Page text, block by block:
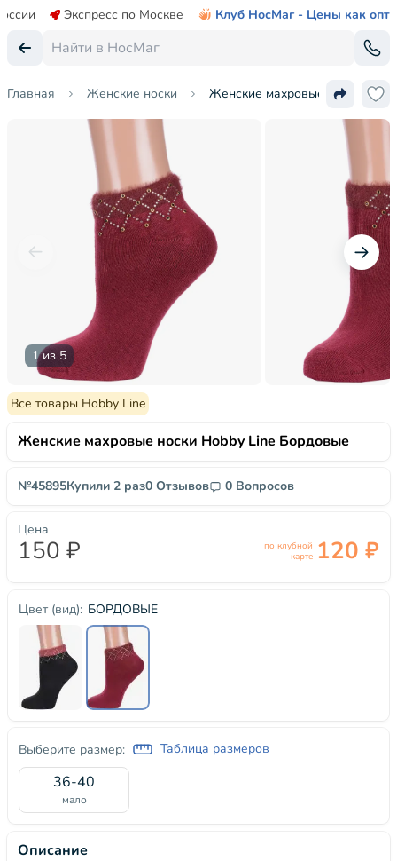
Экспресс по Москве Клуб НосМаг - Цены как опт
Главная Женские носки Женские махровые носки
1 из 5
Все товары Hobby Line
Женские махровые носки Hobby Line Бордовые
№45895Купили 2 раз0 Отзывов 0 Вопросов
Цвет (вид): БОРДОВЫЕ
Выберите размер: Таблица размеров
36-40
мало
Цена
150 ₽
по клубной
карте 120 ₽
Описание